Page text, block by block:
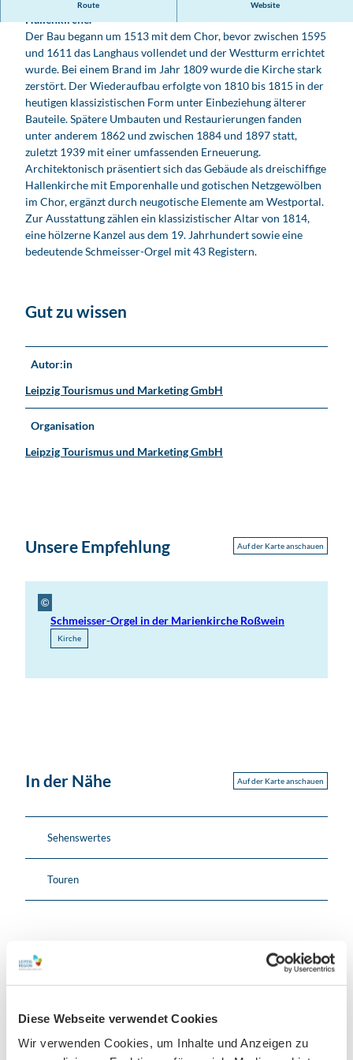
Diese Webseite verwendet Cookies
Wir verwenden Cookies, um Inhalte und Anzeigen zu
Route Website
Die Marienkirche in Roßwein ist eine spätgotische
Hallenkirche.
Der Bau begann um 1513 mit dem Chor, bevor zwischen 1595
und 1611 das Langhaus vollendet und der Westturm errichtet
wurde. Bei einem Brand im Jahr 1809 wurde die Kirche stark
zerstört. Der Wiederaufbau erfolgte von 1810 bis 1815 in der
heutigen klassizistischen Form unter Einbeziehung älterer
Bauteile. Spätere Umbauten und Restaurierungen fanden
unter anderem 1862 und zwischen 1884 und 1897 statt,
zuletzt 1939 mit einer umfassenden Erneuerung.
Architektonisch präsentiert sich das Gebäude als dreischiffige
Hallenkirche mit Emporenhalle und gotischen Netzgewölben
im Chor, ergänzt durch neugotische Elemente am Westportal.
Zur Ausstattung zählen ein klassizistischer Altar von 1814,
eine hölzerne Kanzel aus dem 19. Jahrhundert sowie eine
bedeutende Schmeisser-Orgel mit 43 Registern.
Gut zu wissen
Autor:in
Leipzig Tourismus und Marketing GmbH
Organisation
Leipzig Tourismus und Marketing GmbH
Unsere Empfehlung Auf der Karte anschauen
©
Schmeisser-Orgel in der Marienkirche Roßwein
Kirche
In der Nähe Auf der Karte anschauen
Sehenswertes
Touren
Kontaktdaten
Website
Anreise mit dem Auto